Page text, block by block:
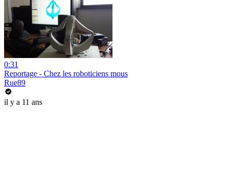
0:31
Reportage - Chez les roboticiens mous
Rue89
il y a 11 ans